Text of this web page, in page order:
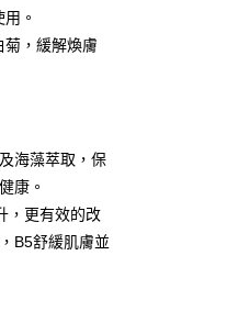
。
菊，緩解煥膚
海藻萃取，保
康。
，更有效的改
B5舒緩肌膚並